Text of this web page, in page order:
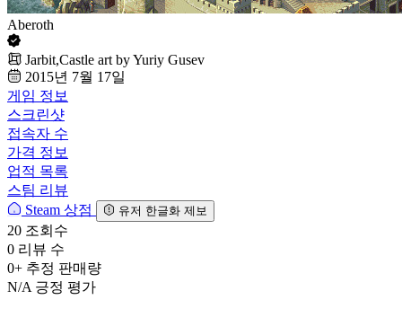
Aberoth
Jarbit,Castle art by Yuriy Gusev
2015년 7월 17일
게임 정보
스크린샷
접속자 수
가격 정보
업적 목록
스팀 리뷰
Steam 상점
유저 한글화 제보
20 조회수
0 리뷰 수
0+ 추정 판매량
N/A 긍정 평가